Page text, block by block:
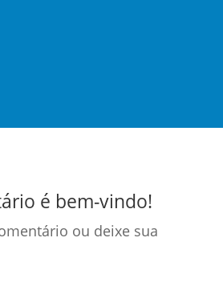
é bem-vindo!
ou deixe sua